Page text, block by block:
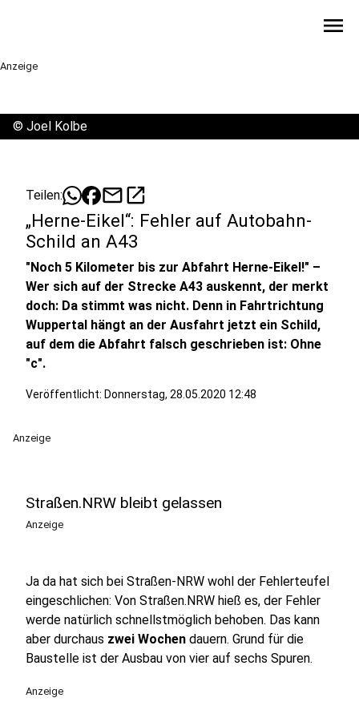
menu
Anzeige
© Joel Kolbe
Teilen: mailopen_in_new
„Herne-Eikel“: Fehler auf Autobahn-
Schild an A43
"Noch 5 Kilometer bis zur Abfahrt Herne-Eikel!" –
Wer sich auf der Strecke A43 auskennt, der merkt
doch: Da stimmt was nicht. Denn in Fahrtrichtung
Wuppertal hängt an der Ausfahrt jetzt ein Schild,
auf dem die Abfahrt falsch geschrieben ist: Ohne
"c".
Veröffentlicht: Donnerstag, 28.05.2020 12:48
Anzeige
Straßen.NRW bleibt gelassen
Anzeige
Ja da hat sich bei Straßen-NRW wohl der Fehlerteufel
eingeschlichen: Von Straßen.NRW hieß es, der Fehler
werde natürlich schnellstmöglich behoben. Das kann
aber durchaus zwei Wochen dauern. Grund für die
Baustelle ist der Ausbau von vier auf sechs Spuren.
Anzeige